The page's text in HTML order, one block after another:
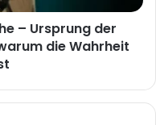
– Ursprung der
die Wahrheit